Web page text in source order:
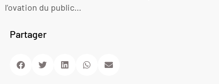
l’ovation du public…
Partager